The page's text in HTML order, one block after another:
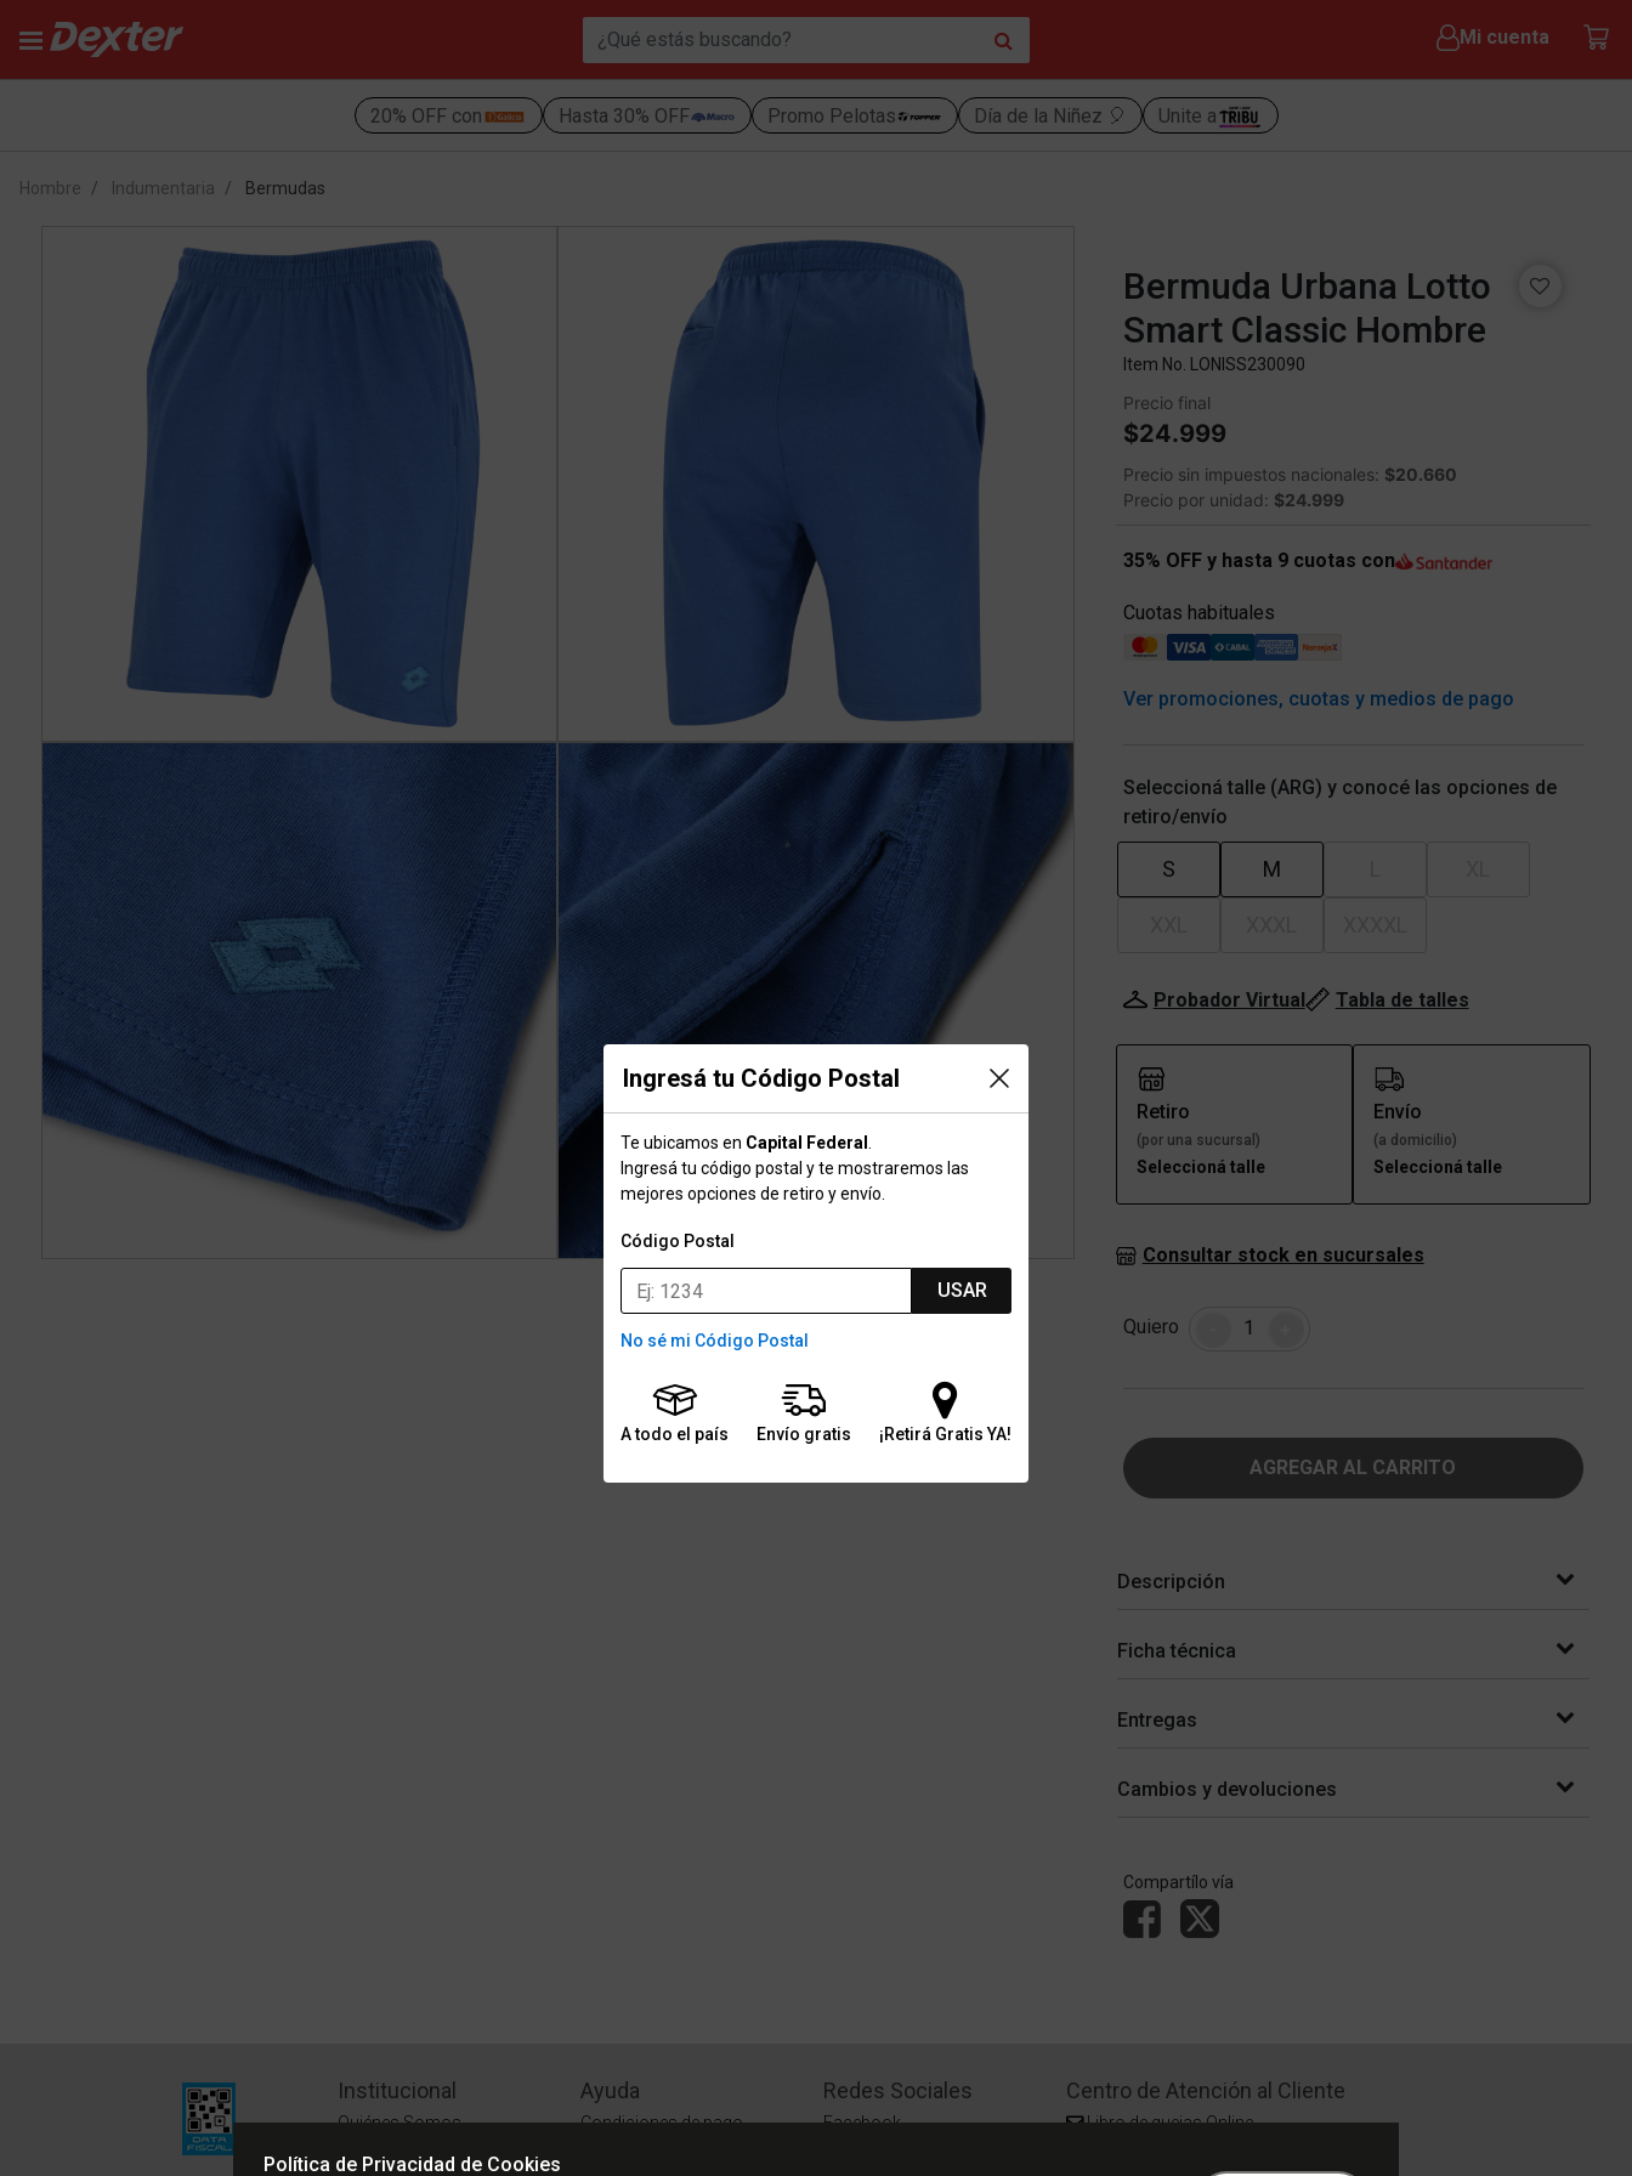
Mi cuenta
20% OFF con Hasta 30% OFF Promo Pelotas Día de la Niñez 🎈 Unite a
Ingresá tu Código Postal
Te ubicamos en Capital Federal
Ingresá tu código postal y te mostraremos las
mejores opciones de retiro y envío.
Código Postal
USAR
No sé mi Código Postal
A todo el país Envío gratis ¡Retirá Gratis YA!
Hombre Indumentaria Bermudas
Bermuda Urbana Lotto
Smart Classic Hombre
Item No. LONISS230090
Precio final
$24.999
Precio sin impuestos nacionales: $20.660
Precio por unidad: $24.999
35% OFF y hasta 9 cuotas con
Cuotas habituales
Ver promociones, cuotas y medios de pago
Seleccioná talle (ARG) y conocé las opciones de
retiro/envío
S M
Probador Virtual Tabla de talles
Retiro
(por una sucursal)
Seleccioná talle
Envío
(a domicilio)
Seleccioná talle
Consultar stock en sucursales
Quiero Cantidad
AGREGAR AL CARRITO
Descripción
Ficha técnica
Entregas
Cambios y devoluciones
Compartílo vía
Institucional
Quiénes Somos
Políticas de Privacidad
Ayuda
Condiciones de pago
Redes Sociales
Facebook
Centro de Atención al Cliente
Libro de quejas Online
Política de Privacidad de Cookies